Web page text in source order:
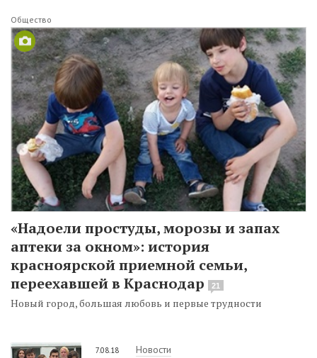
Общество
«Надоели простуды, морозы и запах
аптеки за окном»: история
красноярской приемной семьи,
переехавшей в Краснодар
21
Новый город, большая любовь и первые трудности
7.08.18 Новости